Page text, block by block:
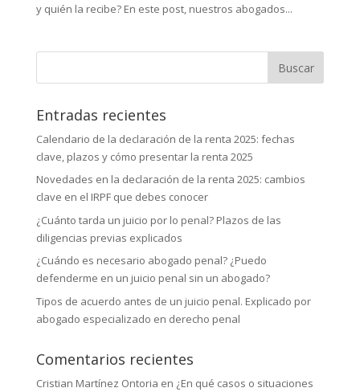
y quién la recibe? En este post, nuestros abogados...
Buscar:
Entradas recientes
Calendario de la declaración de la renta 2025: fechas
clave, plazos y cómo presentar la renta 2025
Novedades en la declaración de la renta 2025: cambios
clave en el IRPF que debes conocer
¿Cuánto tarda un juicio por lo penal? Plazos de las
diligencias previas explicados
¿Cuándo es necesario abogado penal? ¿Puedo
defenderme en un juicio penal sin un abogado?
Tipos de acuerdo antes de un juicio penal. Explicado por
abogado especializado en derecho penal
Comentarios recientes
Cristian Martínez Ontoria en ¿En qué casos o situaciones